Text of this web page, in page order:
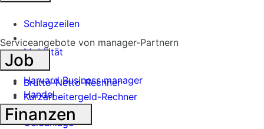
Schlagzeilen
Mobilität
Tech
Harvard Business manager
Handel
Banken
Geldanlage
Serviceangebote von manager-Partnern
Job
Brutto-Netto-Rechner
Kurzarbeitergeld-Rechner
Finanzen